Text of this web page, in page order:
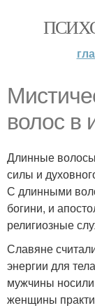
волос в
Длинные
силы и
С длинными
богини, и
религиозные
Славяне
энергии для
мужчины
женщины